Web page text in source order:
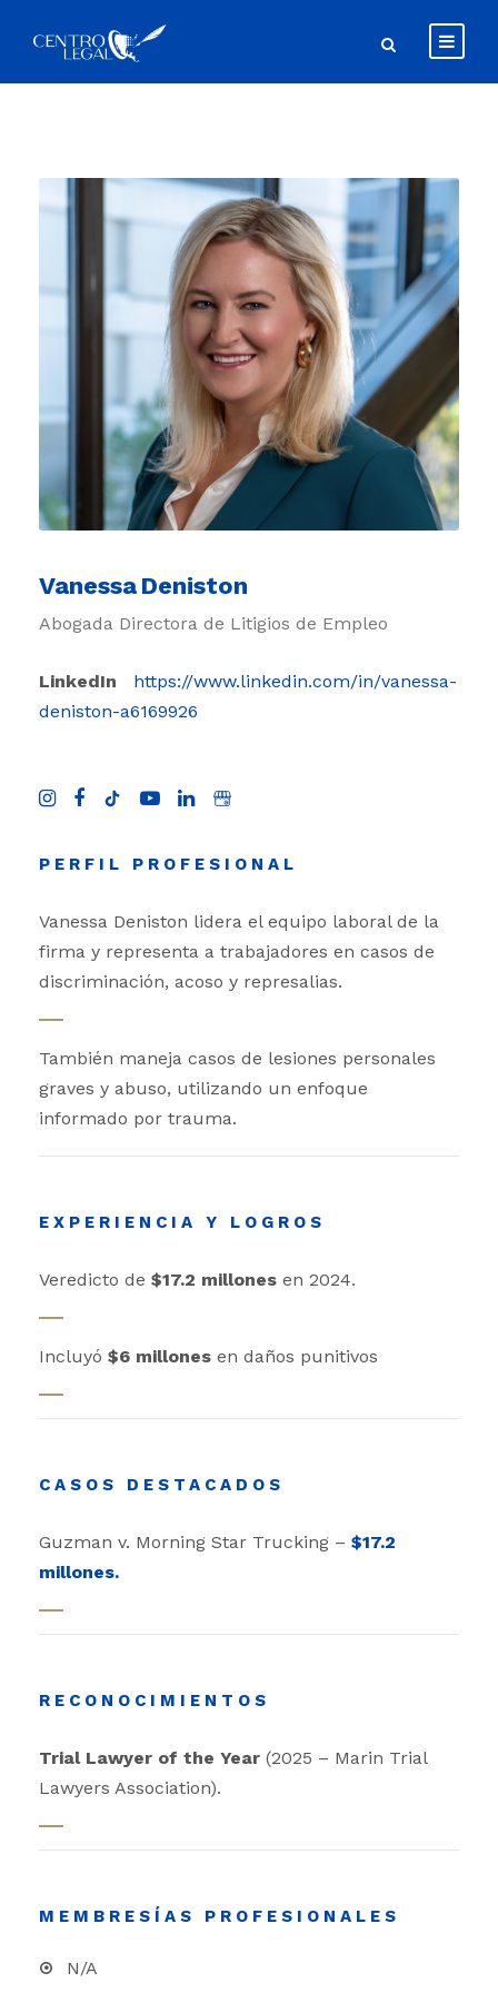
Vanessa Deniston
Abogada Directora de Litigios de Empleo
LinkedIn
https://www.linkedin.com/in/vanessa-
deniston-a6169926
PERFIL PROFESIONAL
Vanessa Deniston lidera el equipo laboral de la
firma y representa a trabajadores en casos de
discriminación, acoso y represalias.
También maneja casos de lesiones personales
graves y abuso, utilizando un enfoque
informado por trauma.
EXPERIENCIA Y LOGROS
Veredicto de $17.2 millones en 2024.
Incluyó $6 millones en daños punitivos
CASOS DESTACADOS
Guzman v. Morning Star Trucking – $17.2
millones.
RECONOCIMIENTOS
Trial Lawyer of the Year (2025 – Marin Trial
Lawyers Association).
MEMBRESÍAS PROFESIONALES
N/A